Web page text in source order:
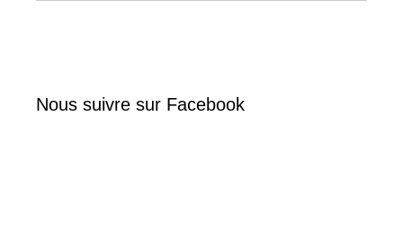
Nous suivre sur Facebook